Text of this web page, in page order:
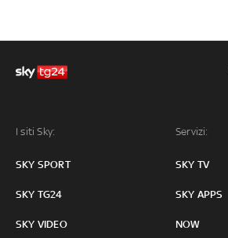
I siti Sky:
SKY SPORT
SKY TG24
SKY VIDEO
Servizi:
SKY TV
SKY APPS
NOW